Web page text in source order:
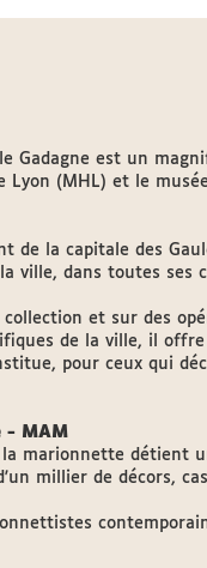
Gadagne est un
Lyon (MHL) et le
de la capitale des
ville, dans toutes ses
et sur des
de la ville, il
pour ceux qui
- MAM
la marionnette détient
millier de décors,